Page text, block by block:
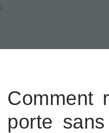
:
Comment
porte